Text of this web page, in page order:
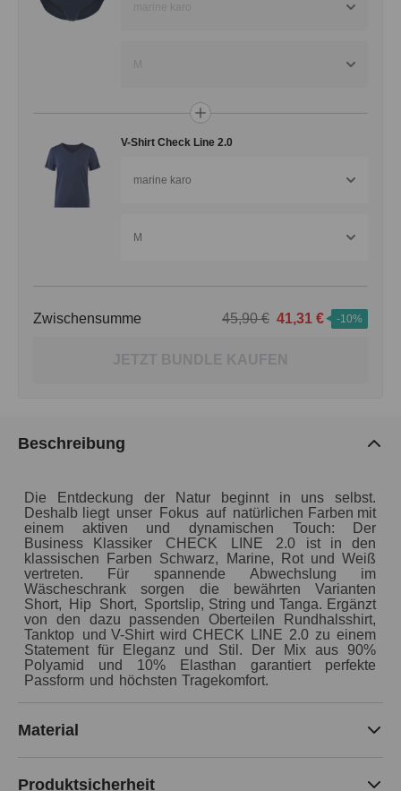
marine karo
V-Shirt Check Line 2.0
marine karo
M
Zwischensumme 45,90 € 41,31 € -10%
JETZT BUNDLE KAUFEN
Beschreibung
Die Entdeckung der Natur beginnt
in uns selbst.
Deshalb liegt unser Fokus auf natürlichen Farben mit
einem
aktiven und dynamischen Touch:
Der
Business Klassiker
CHECK LINE 2.0 ist in
den
klassischen
Farben Schwarz, Marine, Rot und Weiß
vertreten.
Für spannende Abwechslung
im
Wäscheschrank
sorgen die bewährten
Varianten
Short,
Hip Short, Sportslip, String und Tanga. Ergänzt
von
den dazu passenden Oberteilen
Rundhalsshirt,
Tanktop und V-Shirt wird CHECK LINE 2.0 zu einem
Statement
für Eleganz und Stil. Der Mix aus
90%
Polyamid
und 10% Elasthan garantiert
perfekte
Passform und höchsten Tragekomfort.
Material
Produktsicherheit